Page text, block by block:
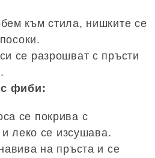
към стила, нишките се
се разрошват с пръсти
фиби:
се покрива с
и леко се изсушава.
на пръста и се